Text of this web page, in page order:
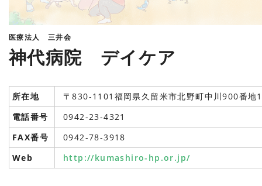
医療法人 三井会
神代病院 デイケア
所在地
〒830-1101福岡県久留米市北野町中川900番地1
電話番号
0942-23-4321
FAX番号
0942-78-3918
Web
http://kumashiro-hp.or.jp/